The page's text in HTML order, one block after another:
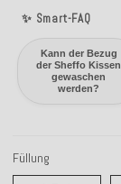
✨ Smart-FAQ
Kann der Bezug
der Sheffo Kissen
gewaschen
werden?
Füllung